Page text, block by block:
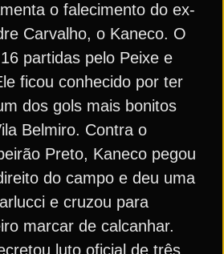
o falecimento do ex-
Carvalho, o Kaneco. O
partidas pelo Peixe e
ficou conhecido por ter
dos gols mais bonitos
Belmiro. Contra o
Preto, Kaneco pegou
do campo e deu uma
e cruzou para
marcar de calcanhar.
luto oficial de três